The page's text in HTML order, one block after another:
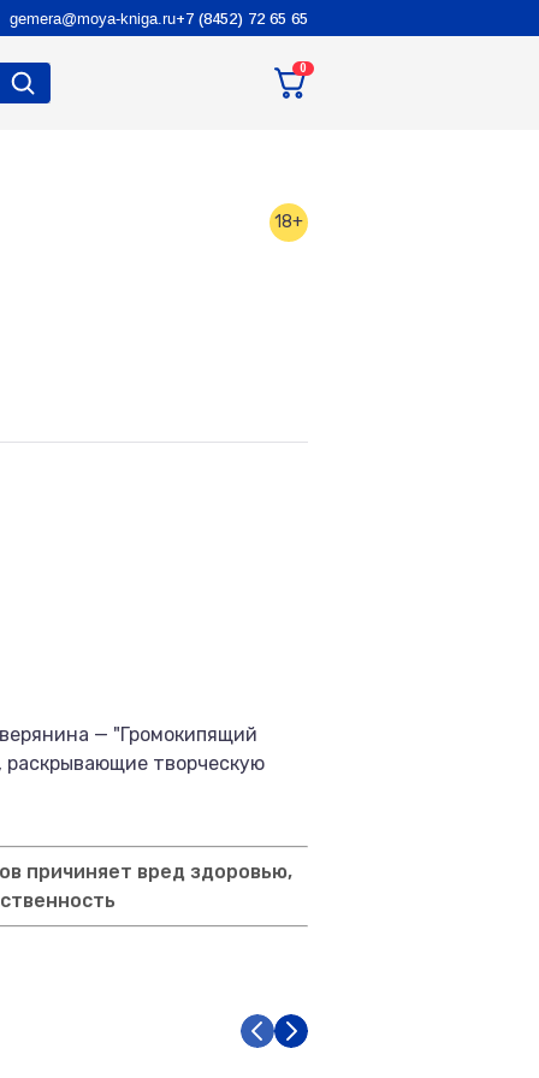
gemera@moya-kniga.ru+7 (8452) 72 65 65
0
18+
— "Громокипящий
раскрывающие творческую
причиняет вред здоровью,